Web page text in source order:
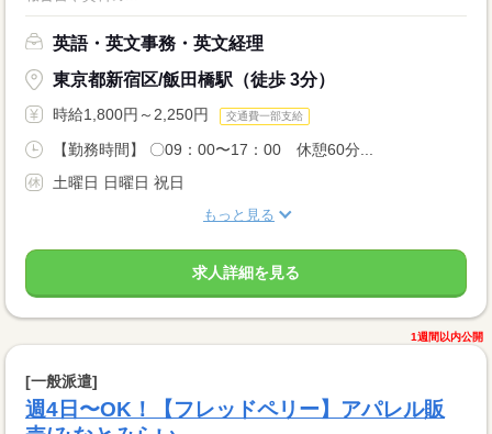
英語・英文事務・英文経理
東京都新宿区/飯田橋駅（徒歩 3分）
時給1,800円～2,250円 交通費一部支給
【勤務時間】 〇09：00〜17：00 休憩60分...
土曜日 日曜日 祝日
もっと見る
求人詳細を見る
1週間以内公開
[一般派遣]
週4日〜OK！【フレッドペリー】アパレル販